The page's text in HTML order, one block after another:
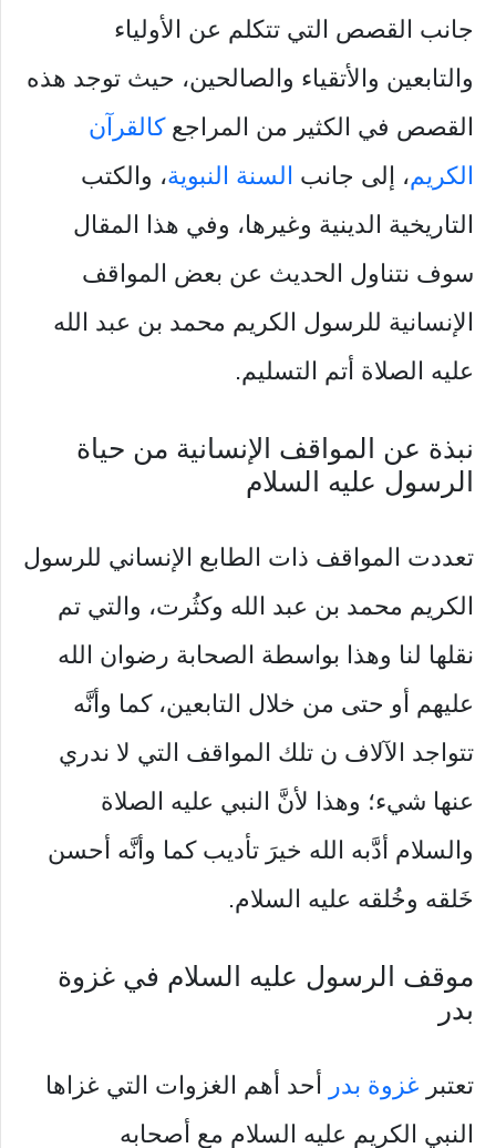
جانب القصص التي تتكلم عن الأولياء
والتابعين والأتقياء والصالحين، حيث توجد هذه
القصص في الكثير من المراجعكالقرآن
الكريم، إلى جانب السنة النبوية، والكتب
التاريخية الدينية وغيرها، وفي هذا المقال
سوف نتناول الحديث عن بعض المواقف
الإنسانية للرسول الكريم محمد بن عبد الله
عليه الصلاة أتم التسليم.
نبذة عن المواقف الإنسانية من حياة
الرسول عليه السلام
تعددت المواقف ذات الطابع الإنساني للرسول
الكريم محمد بن عبد الله وكثُرت، والتي تم
نقلها لنا وهذا بواسطة الصحابة رضوان الله
عليهم أو حتى من خلال التابعين، كما وأنَّه
تتواجد الآلاف ن تلك المواقف التي لا ندري
عنها شيء؛ وهذا لأنَّ النبي عليه الصلاة
والسلام أدَّبه الله خيرَ تأديب كما وأنَّه أحسن
خَلقه وخُلقه عليه السلام.
موقف الرسول عليه السلام في غزوة
بدر
تعتبر غزوة بدر أحد أهم الغزوات التي غزاها
النبي الكريم عليه السلام مع أصحابه